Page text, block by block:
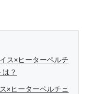
ス×ヒーターペルチ
？
×ヒーターペルチェ